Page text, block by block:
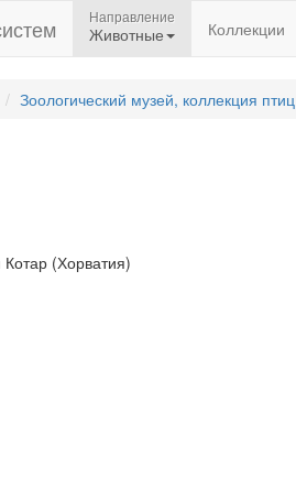
Направление
Животные Коллекции
Зоологический музей, коллекция птиц
(Хорватия)